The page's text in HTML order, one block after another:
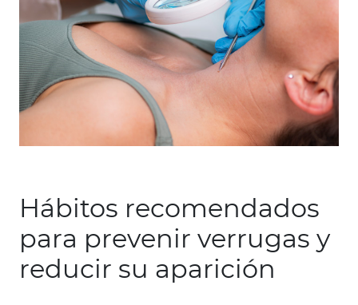
Hábitos recomendados
para prevenir verrugas y
reducir su aparición